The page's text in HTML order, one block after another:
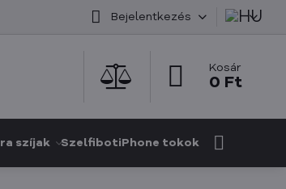
Bejelentkezés
Kosár
0 Ft
szíjak SzelfibotiPhone tokok